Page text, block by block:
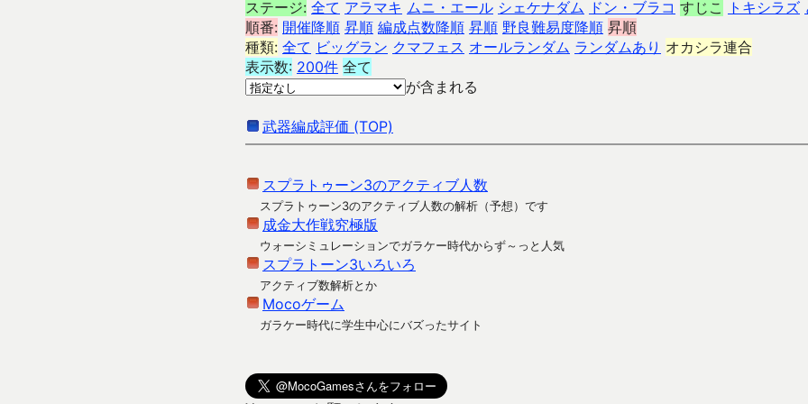
ステージ: 全て アラマキ ムニ・エール シェケナダム ドン・ブラコ すじこ トキシラズ
順番: 開催降順 昇順 編成点数降順 昇順 野良難易度降順 昇順
種類: 全て ビッグラン クマフェス オールランダム ランダムあり オカシラ連合
表示数: 200件 全て
が含まれる
武器編成評価 (TOP)
スプラトゥーン3のアクティブ人数
スプラトゥーン3のアクティブ人数の解析（予想）です
成金大作戦究極版
ウォーシミュレーションでガラケー時代からず～っと人気
スプラトーン3いろいろ
アクティブ数解析とか
Mocoゲーム
ガラケー時代に学生中心にバズったサイト